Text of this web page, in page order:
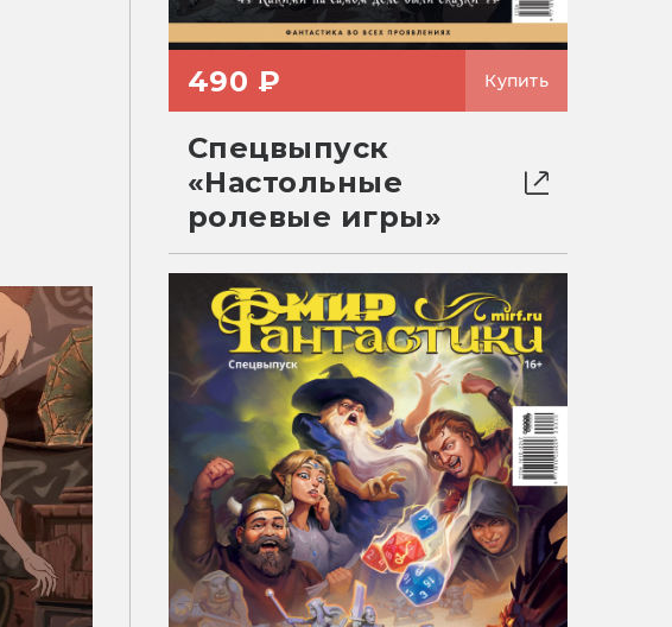
490 ₽ Купить
Спецвыпуск
«Настольные
ролевые игры»